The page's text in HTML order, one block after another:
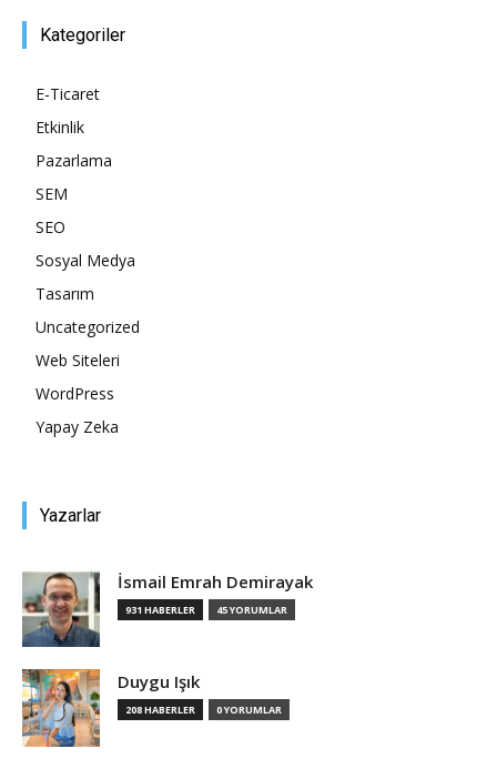
Kategoriler
E-Ticaret
Etkinlik
Pazarlama
SEM
SEO
Sosyal Medya
Tasarım
Uncategorized
Web Siteleri
WordPress
Yapay Zeka
Yazarlar
İsmail Emrah Demirayak
931 HABERLER 45 YORUMLAR
Duygu Işık
208 HABERLER 0 YORUMLAR